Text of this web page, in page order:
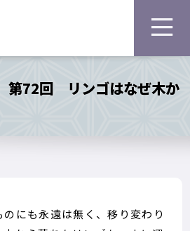
第72回 リンゴはなぜ木か
にも永遠は無く、移り変わり